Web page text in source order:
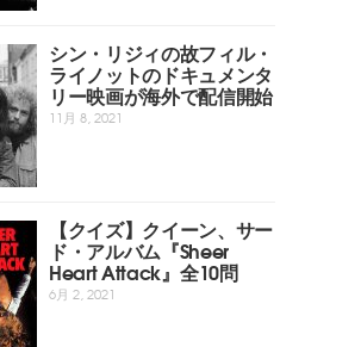
シン・リジィの故フィル・
ライノットのドキュメンタ
リー映画が海外で配信開始
11月 8, 2021
【クイズ】クイーン、サー
ド・アルバム『Sheer
Heart Attack』全10問
6月 2, 2021